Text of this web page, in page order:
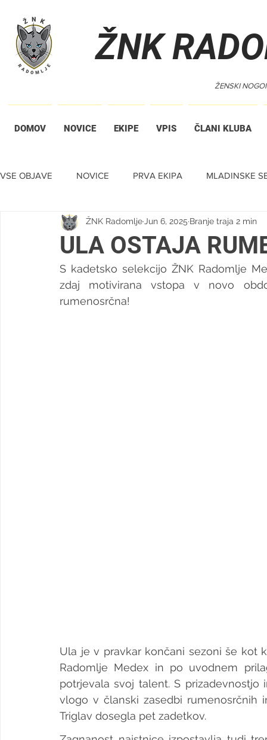
ŽNK
ŽENSKI
DOMOV NOVICE EKIPE VPIS ČLANI KLUBA
VSE OBJAVE NOVICE PRVA EKIPA MLADINSKE
TIHA DRAŽBA
ULA OSTAJA
ŽNK Radomlje Jun 6, 2025 Branje traja 2 min
S kadetsko selekcijo ŽNK Radomlje
zdaj motivirana vstopa v novo
rumenosrčna!
Ula je v pravkar končani sezoni še kot
Radomlje Medex in po uvodnem
potrjevala svoj talent. S
vlogo v članski zasedbi rumenosrčnih
Triglav dosegla pet zadetkov.